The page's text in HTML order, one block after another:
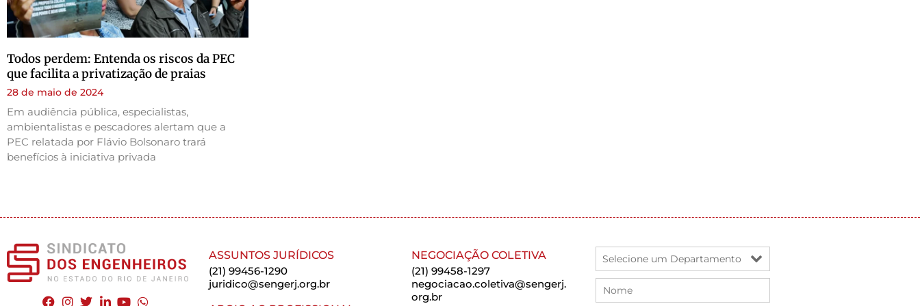
Todos perdem: Entenda os riscos da PEC
que facilita a privatização de praias
28 de maio de 2024
Em audiência pública, especialistas,
ambientalistas e pescadores alertam que a
PEC relatada por Flávio Bolsonaro trará
benefícios à iniciativa privada
ASSUNTOS JURÍDICOS
(21) 99456-1290
juridico@sengerj.org.br
NEGOCIAÇÃO COLETIVA
(21) 99458-1297
negociacao.coletiva@sengerj.
org.br